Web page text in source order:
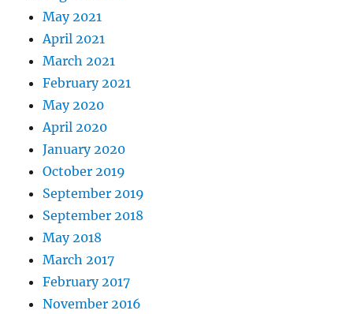
May 2021
April 2021
March 2021
February 2021
May 2020
April 2020
January 2020
October 2019
September 2019
September 2018
May 2018
March 2017
February 2017
November 2016